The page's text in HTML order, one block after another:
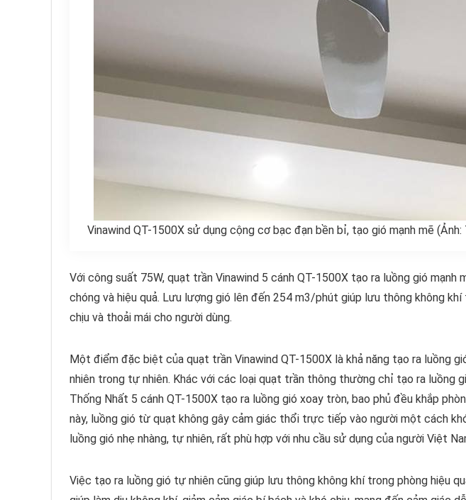
Vinawind QT-1500X sử dụng cộng cơ bạc đạn bền bỉ, tạo gió mạnh mẽ
Với công suất 75W, quạt trần Vinawind 5 cánh QT-1500X tạo ra luồng gió mạnh
chóng và hiệu quả. Lưu lượng gió lên đến 254 m3/phút giúp lưu thông không
chịu và thoải mái cho người dùng.
Một điểm đặc biệt của quạt trần Vinawind QT-1500X là khả năng tạo ra luồng
nhiên trong tự nhiên. Khác với các loại quạt trần thông thường chỉ tạo ra luồng
Thống Nhất 5 cánh QT-1500X tạo ra luồng gió xoay tròn, bao phủ đều khắp
này, luồng gió từ quạt không gây cảm giác thổi trực tiếp vào người một cách
luồng gió nhẹ nhàng, tự nhiên, rất phù hợp với nhu cầu sử dụng của người Việt
Việc tạo ra luồng gió tự nhiên cũng giúp lưu thông không khí trong phòng hiệu